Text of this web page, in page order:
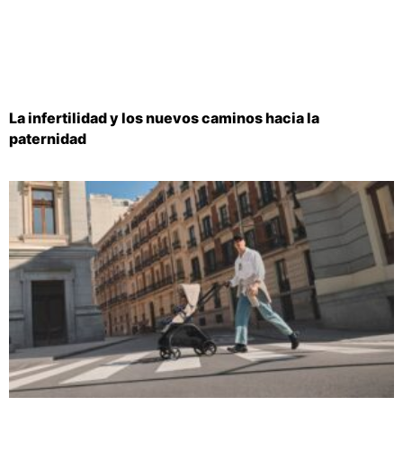
La infertilidad y los nuevos caminos hacia la
paternidad